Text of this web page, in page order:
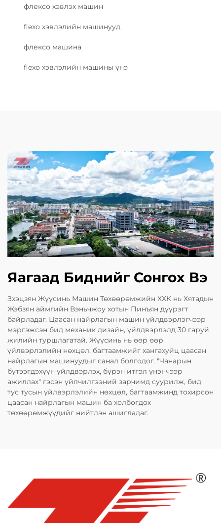
флексо хэвлэх машин
flexo хэвлэлийн машинууд
флексо машина
flexo хэвлэлийн машины үнэ
Яагаад Биднийг Сонгох Вэ
Зхэцзян Жүүсинь Машин Төхөөрөмжийн ХХК нь Хятадын
Жэбзян аймгийн Вэньчжоу хотын Пинъян дүүрэгт
байрладаг. Цаасан найрлагын машин үйлдвэрлэгчээр
мэргэжсэн бид механик дизайн, үйлдвэрлэлд 30 гаруй
жилийн туршлагатай. Жүүсинь нь өөр өөр
үйлвэрлэлийн нөхцөл, багтаамжийг хангахуйц цаасан
найрлагын машинуудыг санал болгодог. "Чанарын
бүтээгдэхүүн үйлдвэрлэх, бүрэн итгэл үнэнчээр
ажиллах" гэсэн үйлчилгээний зарчимд суурилж, бид
тус тусын үйлвэрлэлийн нөхцөл, багтаамжинд тохирсон
цаасан найрлагын машин ба холбогдох
төхөөрөмжүүдийг нийтлэн ашигладаг.